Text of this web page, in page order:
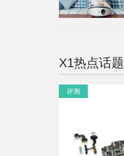
X1热点话题
评测